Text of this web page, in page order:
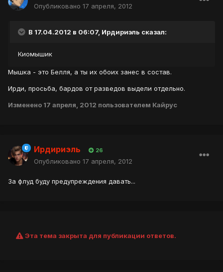
Опубликовано 17 апреля, 2012
В 17.04.2012 в 06:07, Ирдириэль сказал:
Киомышик
Мышка - это Белля, а ты их обоих занес в состав.
Ирди, просьба, бардов от разведов выдели отдельно.
Изменено 17 апреля, 2012 пользователем Кайрус
Ирдириэль 26
Опубликовано 17 апреля, 2012
За флуд буду предупреждения давать...
Эта тема закрыта для публикации ответов.